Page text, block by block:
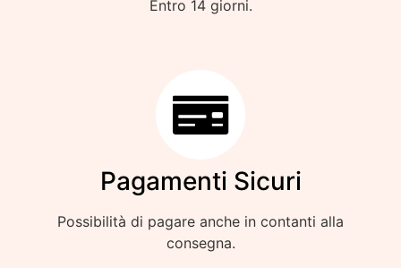
Entro 14 giorni.
Pagamenti Sicuri
Possibilità di pagare anche in contanti alla
consegna.